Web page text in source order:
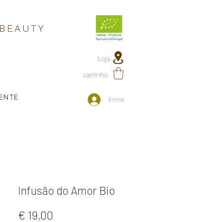
Loja
carrinho
Entrar
Infusão do Amor Bio
€ 19,00